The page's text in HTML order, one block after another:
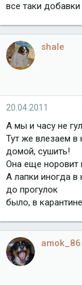
все таки
shale
20.04.2011
А мы и часу не
Тут же влезаем в
домой, сушить!
Она еще норовит
А лапки иногда в
до прогулок
было, в
amok_86